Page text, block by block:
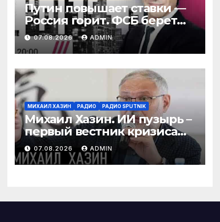
Путин повышает ставки —
Россия горит. ФСБ берет
власть. Агония WIldberries.
Снимут ли «Яблоко»?
07.08.2026 ADMIN
МИХАИЛ ХАЗИН РАДИО РАДИО SPUTNIK
Михаил Хазин. ИИ пузырь –
первый вестник кризиса
или миф?
07.08.2026 ADMIN